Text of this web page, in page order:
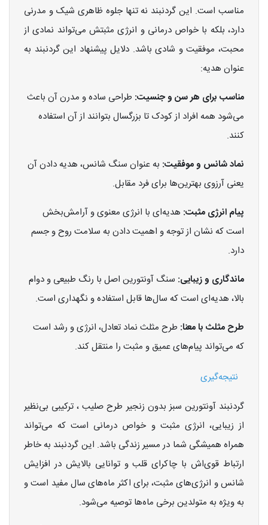
مناسب است. این گردنبند نه تنها جلوه ظاهری شیک و مدرنی
دارد، بلکه با خواص درمانی و انرژی مثبتش می‌تواند نمادی از
محبت، موفقیت و شادی باشد. دلایل پیشنهاد این گردنبند به
عنوان هدیه:
مناسب برای هر سن و جنسیت: طراحی ساده و مدرن آن باعث
می‌شود همه افراد از کودک تا بزرگسال بتوانند از آن استفاده
کنند.
نماد شانس و موفقیت: به عنوان سنگ شانس، هدیه دادن آن
یعنی آرزوی بهترین‌ها برای فرد مقابل.
پیام انرژی مثبت: هدیه‌ای با انرژی معنوی و آرامش‌بخش
است که نشان از توجه و اهمیت دادن به سلامت روح و جسم
دارد.
ماندگاری و زیبایی: سنگ آونتورین اصل با رنگ طبیعی و دوام
بالا، هدیه‌ای است که سال‌ها قابل استفاده و نگهداری است.
طرح مثلث با معنا: طرح مثلث نماد تعادل، انرژی و رشد است
که می‌تواند پیام‌های عمیق و مثبت را منتقل کند.
نتیجه‌گیری
گردنبند آونتورین سبز بدون زنجیر طرح صلیب ، ترکیبی بی‌نظیر
از زیبایی، انرژی مثبت و خواص درمانی است که می‌تواند
همراه همیشگی شما در مسیر زندگی باشد. این گردنبند به خاطر
ارتباط قوی‌اش با چاکرای قلب و توانایی بالایش در افزایش
شانس و انرژی‌های مثبت، برای اکثر ماه‌های سال مفید است و
به ویژه به متولدین برخی ماه‌ها توصیه می‌شود.